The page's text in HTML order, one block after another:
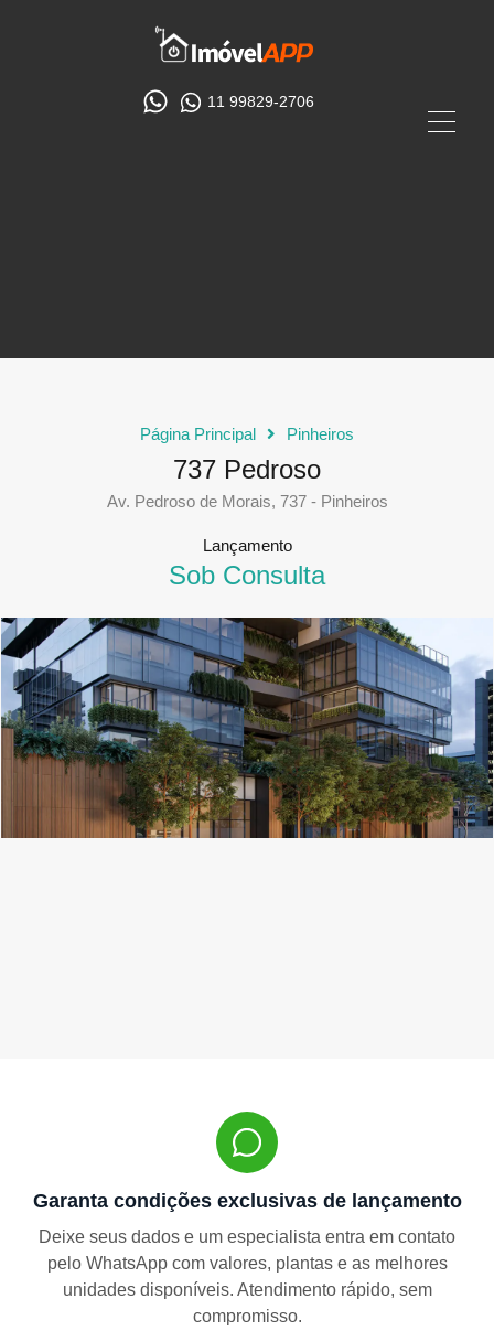
11 99829-2706
Página Principal Pinheiros
737 Pedroso
Av. Pedroso de Morais, 737 - Pinheiros
Lançamento
Sob Consulta
Garanta condições exclusivas de lançamento
Deixe seus dados e um especialista entra em contato
pelo WhatsApp com valores, plantas e as melhores
unidades disponíveis. Atendimento rápido, sem
compromisso.